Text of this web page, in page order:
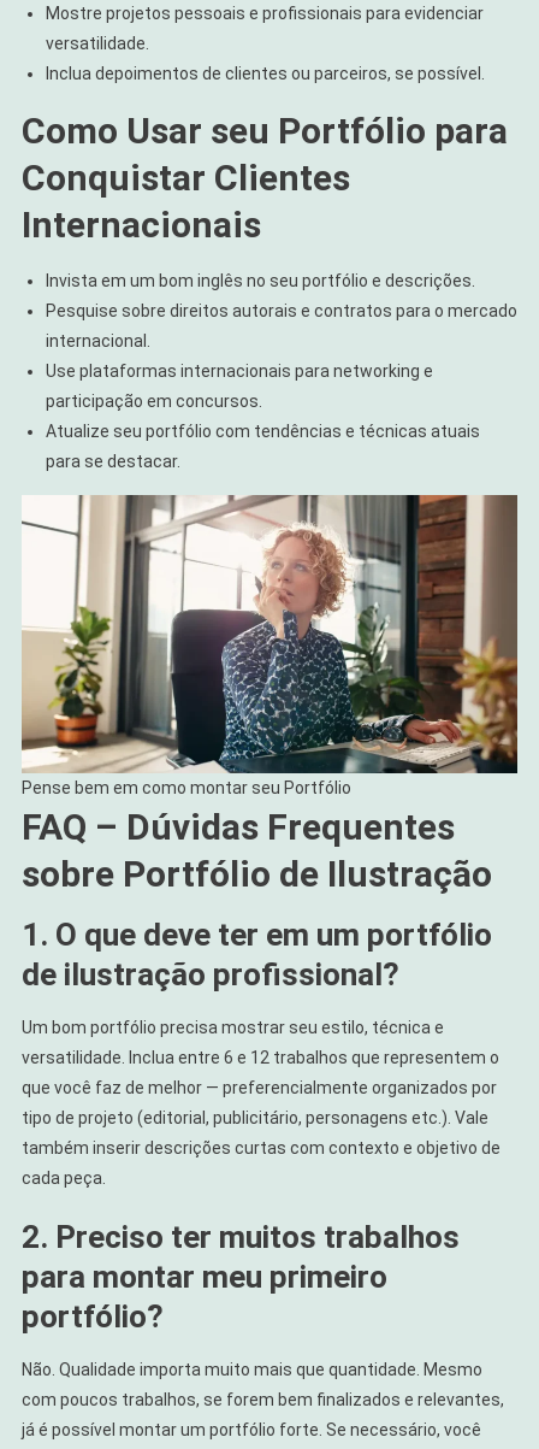
Mostre projetos pessoais e profissionais para evidenciar
versatilidade.
Inclua depoimentos de clientes ou parceiros, se possível.
Como Usar seu Portfólio para
Conquistar Clientes
Internacionais
Invista em um bom inglês no seu portfólio e descrições.
Pesquise sobre direitos autorais e contratos para o mercado
internacional.
Use plataformas internacionais para networking e
participação em concursos.
Atualize seu portfólio com tendências e técnicas atuais
para se destacar.
Pense bem em como montar seu Portfólio
FAQ – Dúvidas Frequentes
sobre Portfólio de Ilustração
1. O que deve ter em um portfólio
de ilustração profissional?
Um bom portfólio precisa mostrar seu estilo, técnica e
versatilidade. Inclua entre 6 e 12 trabalhos que representem o
que você faz de melhor — preferencialmente organizados por
tipo de projeto (editorial, publicitário, personagens etc.). Vale
também inserir descrições curtas com contexto e objetivo de
cada peça.
2. Preciso ter muitos trabalhos
para montar meu primeiro
portfólio?
Não. Qualidade importa muito mais que quantidade. Mesmo
com poucos trabalhos, se forem bem finalizados e relevantes,
já é possível montar um portfólio forte. Se necessário, você